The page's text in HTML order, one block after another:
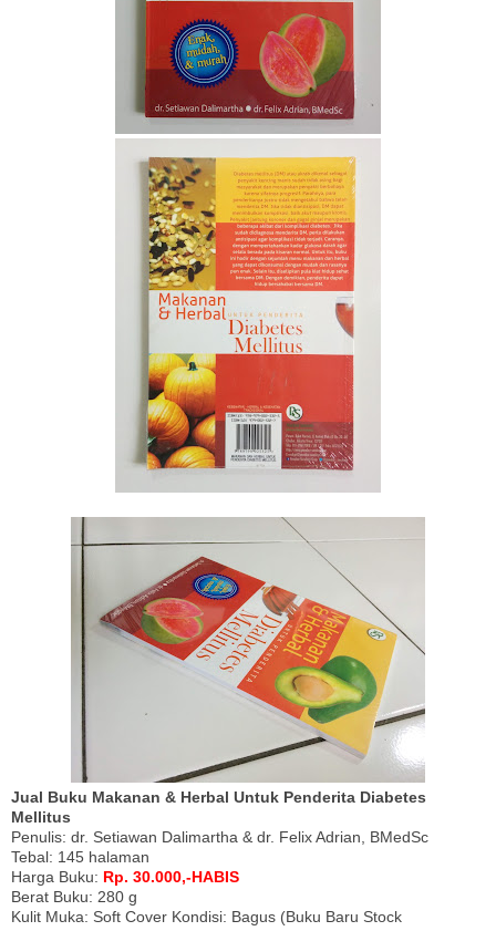
Jual Buku Makanan & Herbal Untuk Penderita Diabetes
Mellitus
Penulis: dr. Setiawan Dalimartha & dr. Felix Adrian, BMedSc
Tebal: 145 halaman
Harga Buku: Rp. 30.000,-HABIS
Berat Buku: 280 g
Kulit Muka: Soft Cover Kondisi: Bagus (Buku Baru Stock